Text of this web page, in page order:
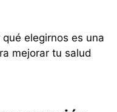
elegirnos es una
mejorar tu salud